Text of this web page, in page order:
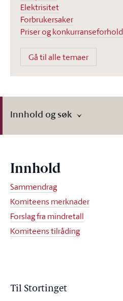
Elektrisitet
Forbrukersaker
Priser og konkurranseforhold
Gå til alle temaer
Innhold og søk
Innhold
Sammendrag
Komiteens merknader
Forslag fra mindretall
Komiteens tilråding
Til Stortinget